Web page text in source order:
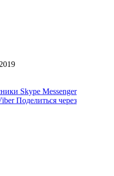
Skype Messenger
Поделиться через